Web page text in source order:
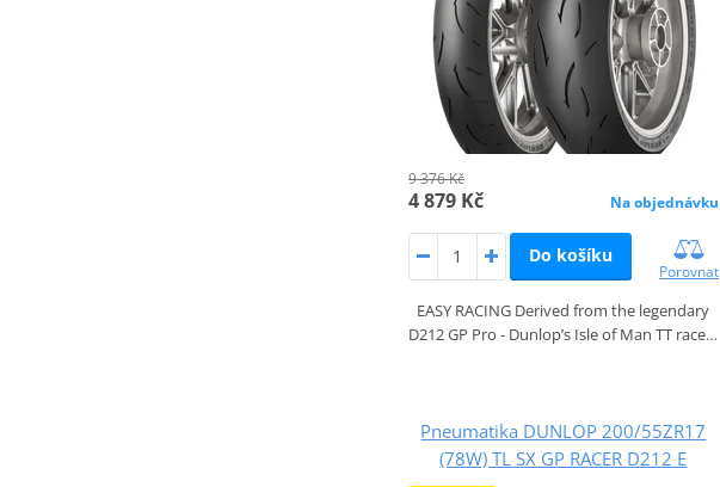
9 376 Kč
4 879 Kč Na objednávku
Do košíku
Porovnat
EASY RACING Derived from the legendary
D212 GP Pro - Dunlop’s Isle of Man TT race…
Pneumatika DUNLOP 200/55ZR17
(78W) TL SX GP RACER D212 E